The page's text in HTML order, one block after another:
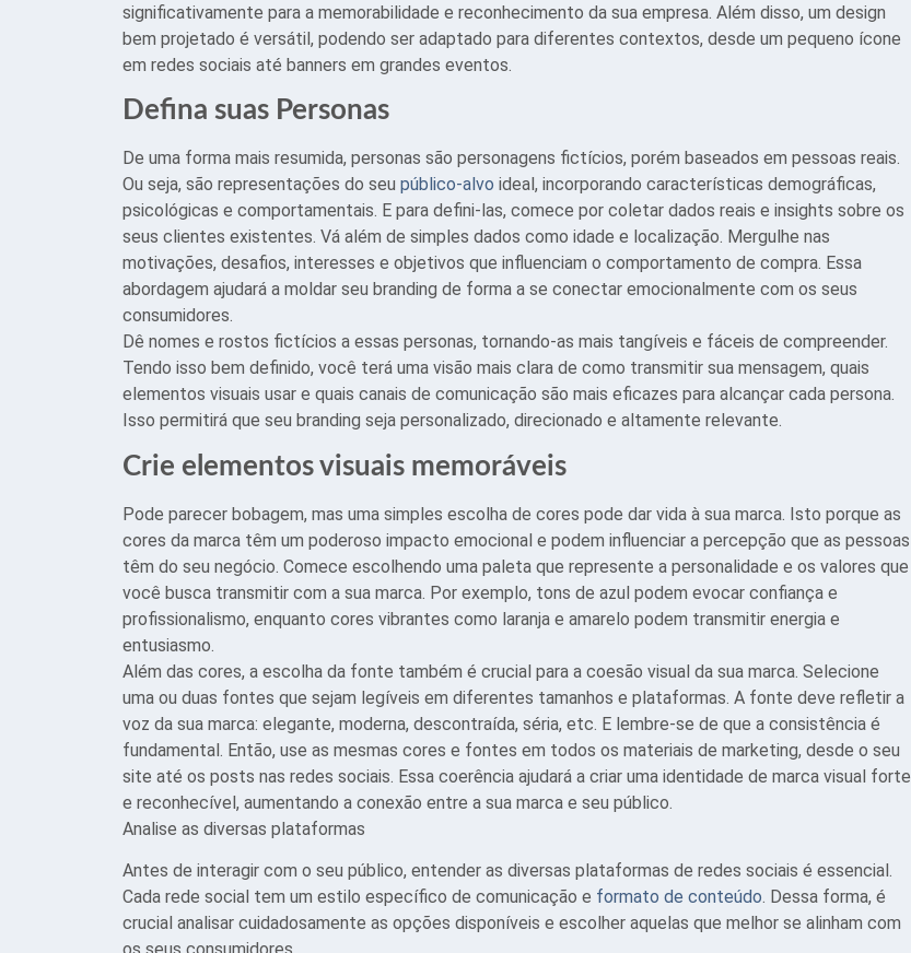
significativamente para a memorabilidade e reconhecimento da sua empresa. Além disso, um design
bem projetado é versátil, podendo ser adaptado para diferentes contextos, desde um pequeno ícone
em redes sociais até banners em grandes eventos.
Defina suas Personas
De uma forma mais resumida, personas são personagens fictícios, porém baseados em pessoas reais.
Ou seja, são representações do seu público-alvo ideal, incorporando características demográficas,
psicológicas e comportamentais. E para defini-las, comece por coletar dados reais e insights sobre os
seus clientes existentes. Vá além de simples dados como idade e localização. Mergulhe nas
motivações, desafios, interesses e objetivos que influenciam o comportamento de compra. Essa
abordagem ajudará a moldar seu branding de forma a se conectar emocionalmente com os seus
consumidores.
Dê nomes e rostos fictícios a essas personas, tornando-as mais tangíveis e fáceis de compreender.
Tendo isso bem definido, você terá uma visão mais clara de como transmitir sua mensagem, quais
elementos visuais usar e quais canais de comunicação são mais eficazes para alcançar cada persona.
Isso permitirá que seu branding seja personalizado, direcionado e altamente relevante.
Crie elementos visuais memoráveis
Pode parecer bobagem, mas uma simples escolha de cores pode dar vida à sua marca. Isto porque as
cores da marca têm um poderoso impacto emocional e podem influenciar a percepção que as pessoas
têm do seu negócio. Comece escolhendo uma paleta que represente a personalidade e os valores que
você busca transmitir com a sua marca. Por exemplo, tons de azul podem evocar confiança e
profissionalismo, enquanto cores vibrantes como laranja e amarelo podem transmitir energia e
entusiasmo.
Além das cores, a escolha da fonte também é crucial para a coesão visual da sua marca. Selecione
uma ou duas fontes que sejam legíveis em diferentes tamanhos e plataformas. A fonte deve refletir a
voz da sua marca: elegante, moderna, descontraída, séria, etc. E lembre-se de que a consistência é
fundamental. Então, use as mesmas cores e fontes em todos os materiais de marketing, desde o seu
site até os posts nas redes sociais. Essa coerência ajudará a criar uma identidade de marca visual forte
e reconhecível, aumentando a conexão entre a sua marca e seu público.
Analise as diversas plataformas
Antes de interagir com o seu público, entender as diversas plataformas de redes sociais é essencial.
Cada rede social tem um estilo específico de comunicação e formato de conteúdo. Dessa forma, é
crucial analisar cuidadosamente as opções disponíveis e escolher aquelas que melhor se alinham com